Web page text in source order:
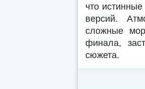
что
версий.
сложные
финала,
сюжета.